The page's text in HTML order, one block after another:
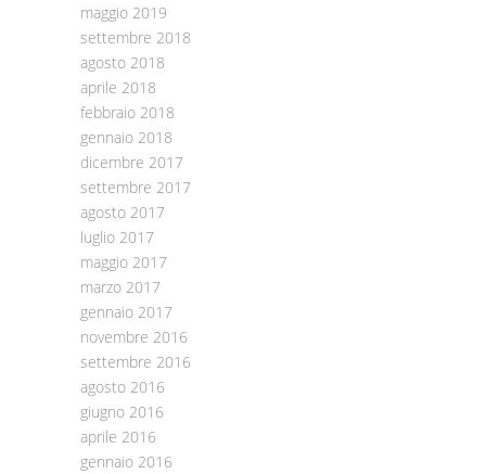
maggio 2019
settembre 2018
agosto 2018
aprile 2018
febbraio 2018
gennaio 2018
dicembre 2017
settembre 2017
agosto 2017
luglio 2017
maggio 2017
marzo 2017
gennaio 2017
novembre 2016
settembre 2016
agosto 2016
giugno 2016
aprile 2016
gennaio 2016